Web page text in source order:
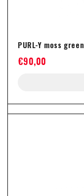
PURL-Y moss green
€90,00